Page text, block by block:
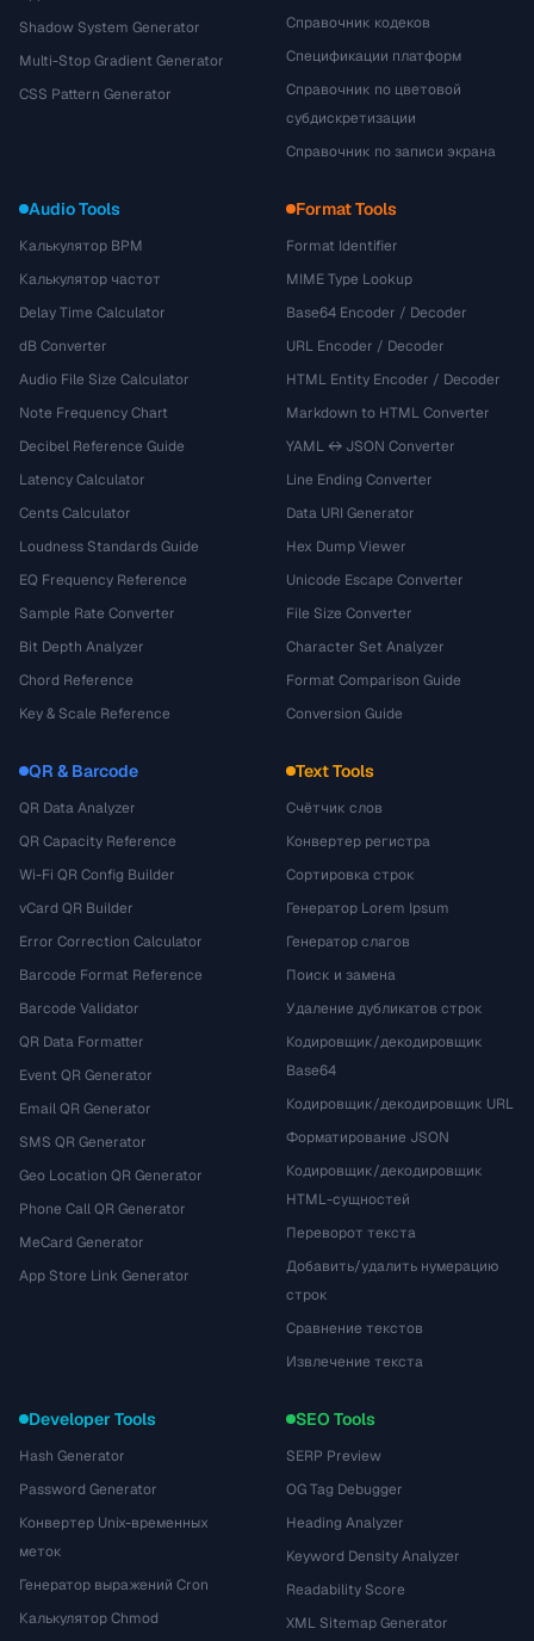
Shadow System Generator
Multi-Stop Gradient Generator
CSS Pattern Generator
Справочник кодеков
Спецификации платформ
Справочник по цветовой
субдискретизации
Справочник по записи экрана
Audio Tools
Калькулятор BPM
Калькулятор частот
Delay Time Calculator
dB Converter
Audio File Size Calculator
Note Frequency Chart
Decibel Reference Guide
Latency Calculator
Cents Calculator
Loudness Standards Guide
EQ Frequency Reference
Sample Rate Converter
Bit Depth Analyzer
Chord Reference
Key & Scale Reference
Format Tools
Format Identifier
MIME Type Lookup
Base64 Encoder / Decoder
URL Encoder / Decoder
HTML Entity Encoder / Decoder
Markdown to HTML Converter
YAML ↔ JSON Converter
Line Ending Converter
Data URI Generator
Hex Dump Viewer
Unicode Escape Converter
File Size Converter
Character Set Analyzer
Format Comparison Guide
Conversion Guide
QR & Barcode
QR Data Analyzer
QR Capacity Reference
Wi-Fi QR Config Builder
vCard QR Builder
Error Correction Calculator
Barcode Format Reference
Barcode Validator
QR Data Formatter
Event QR Generator
Email QR Generator
SMS QR Generator
Geo Location QR Generator
Phone Call QR Generator
MeCard Generator
App Store Link Generator
Text Tools
Счётчик слов
Конвертер регистра
Сортировка строк
Генератор Lorem Ipsum
Генератор слагов
Поиск и замена
Удаление дубликатов строк
Кодировщик/декодировщик
Base64
Кодировщик/декодировщик URL
Форматирование JSON
Кодировщик/декодировщик
HTML-сущностей
Переворот текста
Добавить/удалить нумерацию
строк
Сравнение текстов
Извлечение текста
Developer Tools
Hash Generator
Password Generator
Конвертер Unix-временных
меток
Генератор выражений Cron
Калькулятор Chmod
SEO Tools
SERP Preview
OG Tag Debugger
Heading Analyzer
Keyword Density Analyzer
Readability Score
XML Sitemap Generator